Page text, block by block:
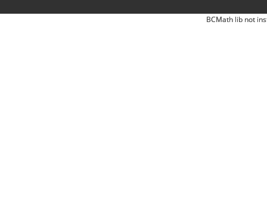
BCMath lib not